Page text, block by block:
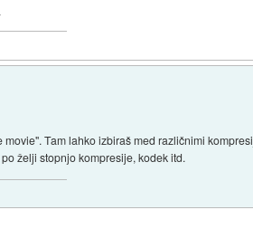
Tam lahko izbiraš med različnimi
želji stopnjo kompresije, kodek itd.